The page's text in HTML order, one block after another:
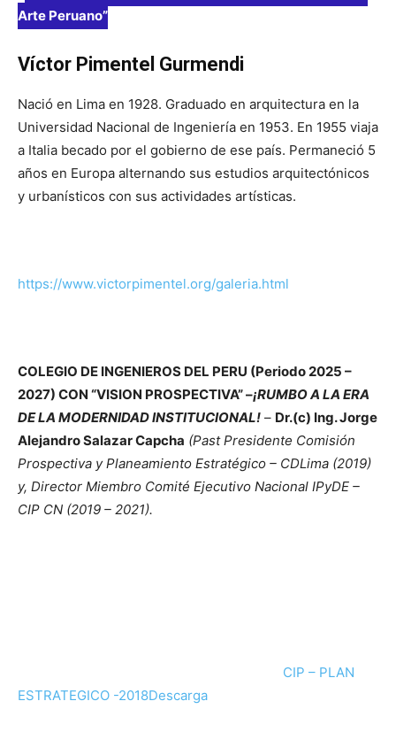
Arte Peruano”
Víctor Pimentel Gurmendi
Nació en Lima en 1928. Graduado en arquitectura en la
Universidad Nacional de Ingeniería en 1953. En 1955 viaja
a Italia becado por el gobierno de ese país. Permaneció 5
años en Europa alternando sus estudios arquitectónicos
y urbanísticos con sus actividades artísticas.
https://www.victorpimentel.org/galeria.html
COLEGIO DE INGENIEROS DEL PERU (Periodo 2025 –
2027) CON “VISION PROSPECTIVA” –¡RUMBO A LA ERA
DE LA MODERNIDAD INSTITUCIONAL! – Dr.(c) Ing. Jorge
Alejandro Salazar Capcha (Past Presidente Comisión
Prospectiva y Planeamiento Estratégico – CDLima (2019)
y, Director Miembro Comité Ejecutivo Nacional IPyDE –
CIP CN (2019 – 2021).
CIP – PLAN
ESTRATEGICO -2018Descarga